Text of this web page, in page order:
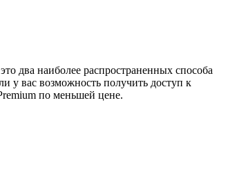
два наиболее распространенных способа
у вас возможность получить доступ к
по меньшей цене.